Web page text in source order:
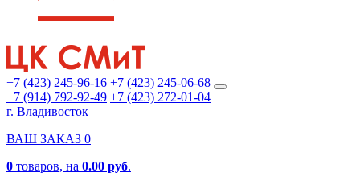
+7 (423) 245-96-16 +7 (423) 245-06-68
+7 (914) 792-92-49 +7 (423) 272-01-04
г. Владивосток
ВАШ ЗАКАЗ 0
0 товаров, на 0.00 руб.